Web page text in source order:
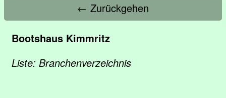
← Zurückgehen
Bootshaus Kimmritz
Liste: Branchenverzeichnis